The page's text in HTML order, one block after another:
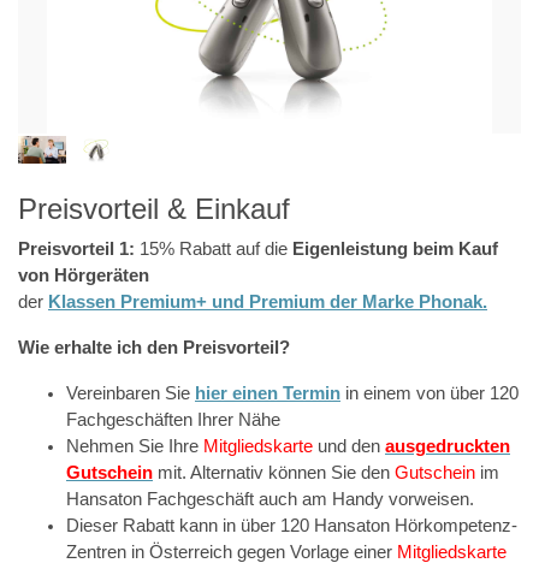
Preisvorteil & Einkauf
Preisvorteil 1: 15% Rabatt auf die Eigenleistung beim Kauf
von Hörgeräten
der Klassen Premium+ und Premium der Marke Phonak.
Wie erhalte ich den Preisvorteil?
Vereinbaren Sie hier einen Termin in einem von über 120
Fachgeschäften Ihrer Nähe
Nehmen Sie Ihre Mitgliedskarte und den ausgedruckten
Gutschein mit. Alternativ können Sie den Gutschein im
Hansaton Fachgeschäft auch am Handy vorweisen.
Dieser Rabatt kann in über 120 Hansaton Hörkompetenz-
Zentren in Österreich gegen Vorlage einer Mitgliedskarte